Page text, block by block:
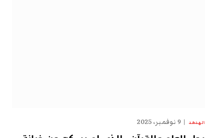
الهدهد 9 نوفمبر، 2025